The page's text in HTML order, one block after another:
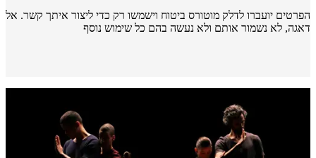
יועברו לדלק מוטורס ביטוח וישמשו רק כדי ליצור איתך קשר. אל
לא נשמור אותם ולא נעשה בהם כל שימוש נוסף